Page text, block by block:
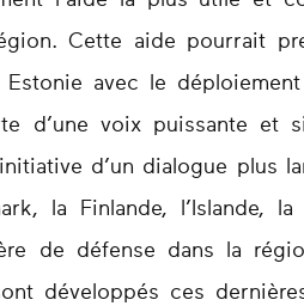
Cette aide pourrait
Estonie avec le
d’une voix puissante
d’un dialogue plus
la Finlande, l’Islande,
de défense dans la
développés ces